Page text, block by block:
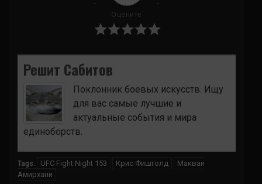
Оцените
Решит Сабитов
Поклонник боевых искусств. Ищу
для вас самые лучшие и
актуальные события и мира
единоборств.
Tags: UFC Fight Night 153 Крис Фишголд
Макван
Амирхани